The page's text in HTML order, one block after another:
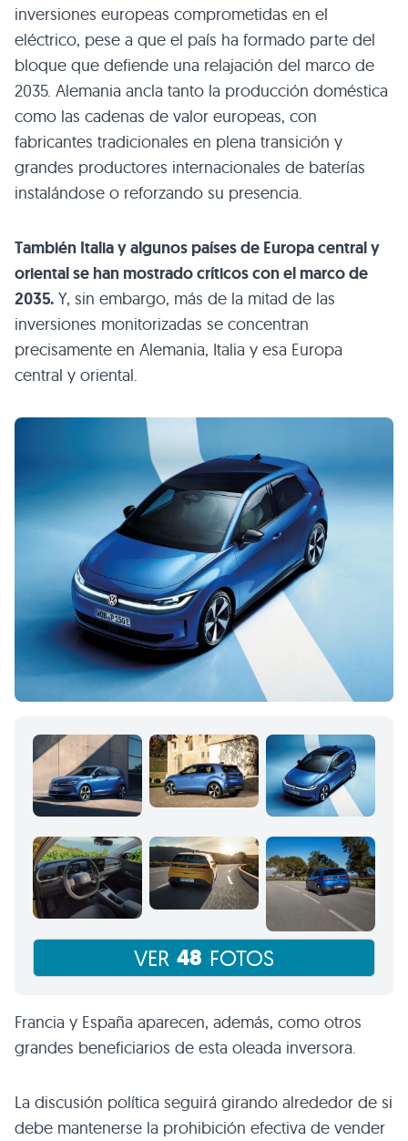
inversiones europeas comprometidas en el
eléctrico, pese a que el país ha formado parte del
bloque que defiende una relajación del marco de
2035. Alemania ancla tanto la producción doméstica
como las cadenas de valor europeas, con
fabricantes tradicionales en plena transición y
grandes productores internacionales de baterías
instalándose o reforzando su presencia.
También Italia y algunos países de Europa central y
oriental se han mostrado críticos con el marco de
2035. Y, sin embargo, más de la mitad de las
inversiones monitorizadas se concentran
precisamente en Alemania, Italia y esa Europa
central y oriental.
VER 48 FOTOS
Francia y España aparecen, además, como otros
grandes beneficiarios de esta oleada inversora.
La discusión política seguirá girando alrededor de si
debe mantenerse la prohibición efectiva de vender